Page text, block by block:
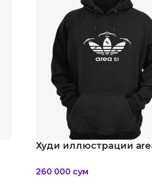
Худи иллюстрации
260 000 сум